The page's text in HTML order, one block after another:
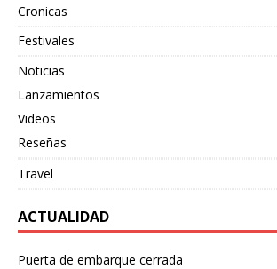
Cronicas
Festivales
Noticias
Lanzamientos
Videos
Reseñas
Travel
ACTUALIDAD
Puerta de embarque cerrada